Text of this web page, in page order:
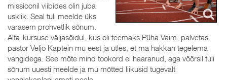
missioonil viibides olin juba
usklik. Seal tuli meelde üks
varasem prohvetlik sõnum.
Alfa-kursuse väljasõidul, kus oli teemaks Püha Vaim, palvetas
pastor Veljo Kaptein mu eest ja ütles, et ma hakkan tegelema
vangidega. See mõte mind tookord ei haaranud, aga võõrsil tuli
sõnum uuesti meelde ja mu mõtted liikusid tugevalt